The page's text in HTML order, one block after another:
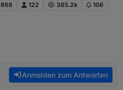
868 122 385.2k 106
Anmelden zum Antworten